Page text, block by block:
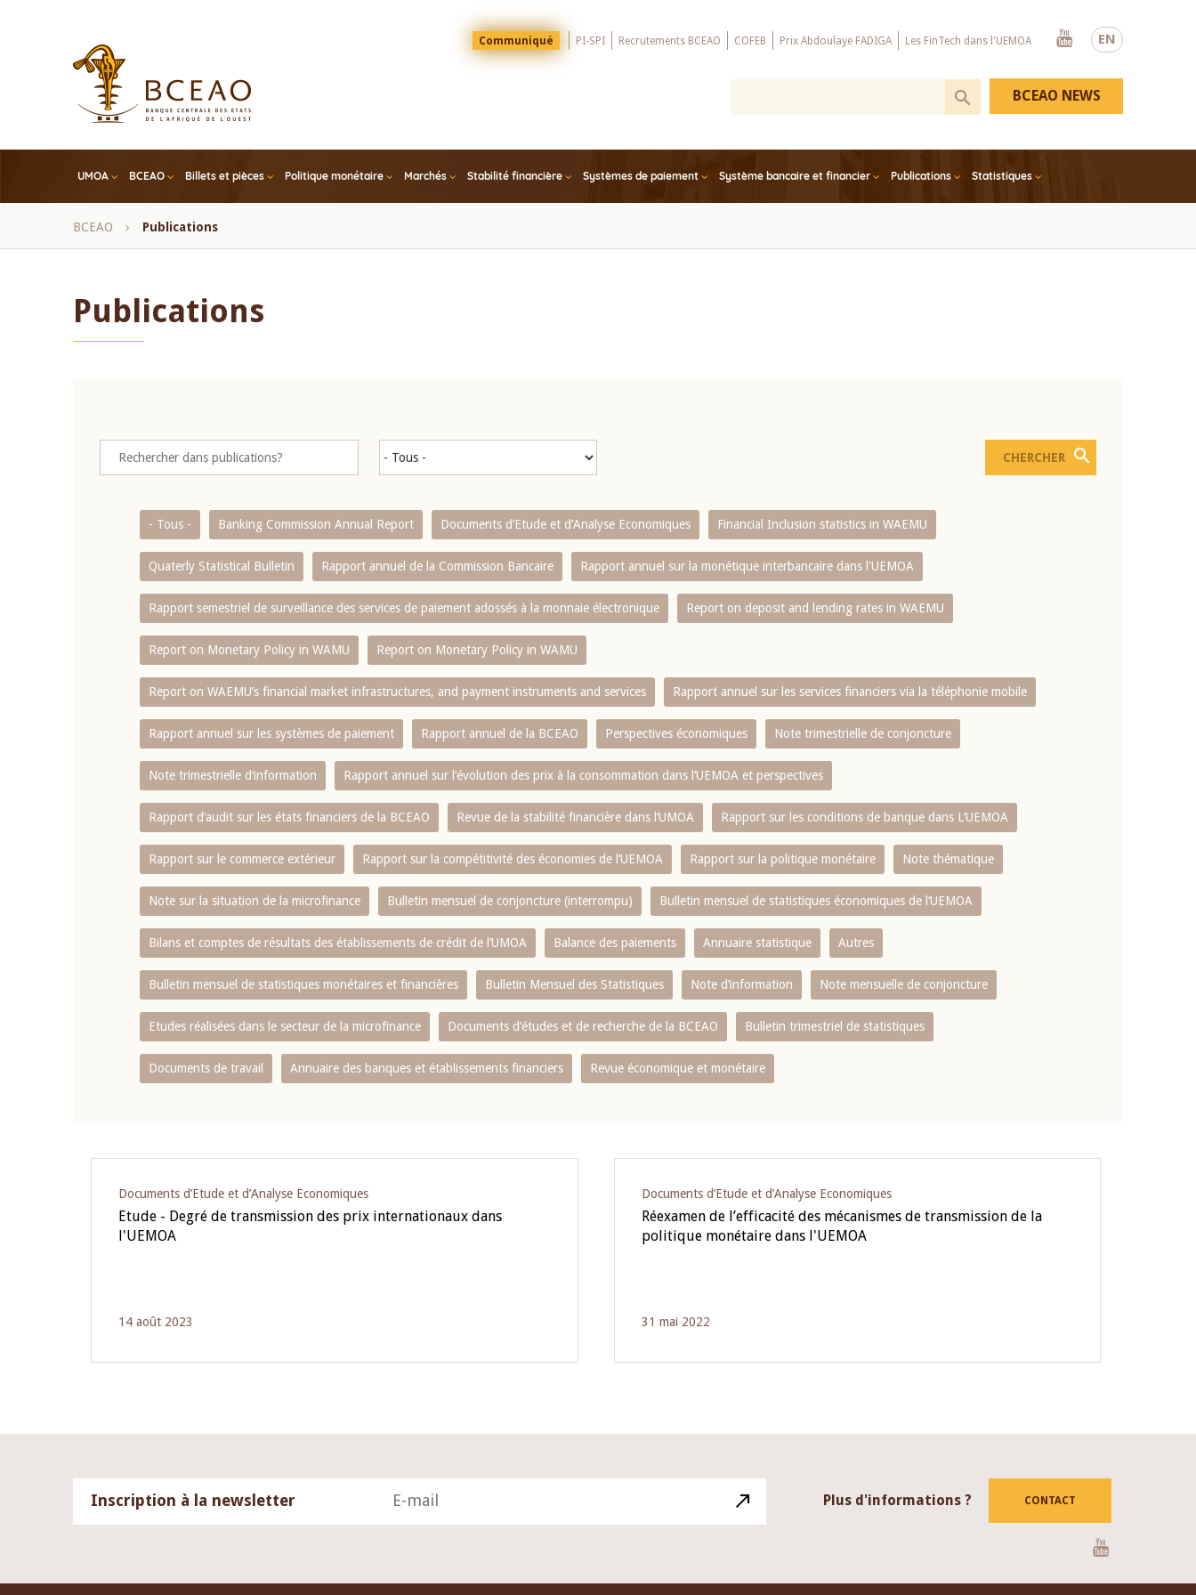
EN
Menu
Top
Communiqué PI-SPI Recrutements BCEAO COFEB Prix Abdoulaye FADIGA Les FinTech dans l'UEMOA
Youtube
UMOA BCEAO Billets et pièces Politique monétaire Marchés Stabilité financière Systèmes de paiement Système bancaire et financier Publications Statistiques
BCEAO NEWS
Fil
BCEAO Publications
Publications
- Tous - Banking Commission Annual Report Documents d’Etude et d’Analyse Economiques Financial Inclusion statistics in WAEMU
Quaterly Statistical Bulletin Rapport annuel de la Commission Bancaire Rapport annuel sur la monétique interbancaire dans l'UEMOA
Rapport semestriel de surveillance des services de paiement adossés à la monnaie électronique Report on deposit and lending rates in WAEMU
Report on Monetary Policy in WAMU Report on Monetary Policy in WAMU
Report on WAEMU’s financial market infrastructures, and payment instruments and services Rapport annuel sur les services financiers via la téléphonie mobile
Rapport annuel sur les systèmes de paiement Rapport annuel de la BCEAO Perspectives économiques Note trimestrielle de conjoncture
Note trimestrielle d‘information Rapport annuel sur l‘évolution des prix à la consommation dans l‘UEMOA et perspectives
Rapport d‘audit sur les états financiers de la BCEAO Revue de la stabilité financière dans l‘UMOA Rapport sur les conditions de banque dans L‘UEMOA
Rapport sur le commerce extérieur Rapport sur la compétitivité des économies de l‘UEMOA Rapport sur la politique monétaire Note thématique
Note sur la situation de la microfinance Bulletin mensuel de conjoncture (interrompu) Bulletin mensuel de statistiques économiques de l‘UEMOA
Bilans et comptes de résultats des établissements de crédit de l‘UMOA Balance des paiements Annuaire statistique Autres
Bulletin mensuel de statistiques monétaires et financières Bulletin Mensuel des Statistiques Note d’information Note mensuelle de conjoncture
Etudes réalisées dans le secteur de la microfinance Documents d’études et de recherche de la BCEAO Bulletin trimestriel de statistiques
Documents de travail Annuaire des banques et établissements financiers Revue économique et monétaire
Documents d’Etude et d’Analyse Economiques
Etude - Degré de transmission des prix internationaux dans
l'UEMOA
14 août 2023
Documents d’Etude et d’Analyse Economiques
Réexamen de l’efficacité des mécanismes de transmission de la
politique monétaire dans l'UEMOA
31 mai 2022
Inscription à la newsletter Plus d'informations ? CONTACT